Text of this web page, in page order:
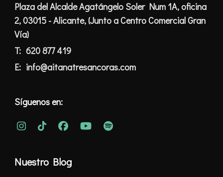
Plaza del Alcalde Agatángelo Soler Num 1A, oficina
2, 03015 - Alicante, (Junto a Centro Comercial Gran
Vía)
T: 620 877 419
E: info@aitanatresancoras.com
Síguenos en:
Nuestro Blog